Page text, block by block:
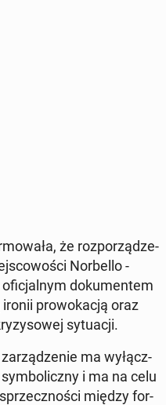
że roz­po­rzą­dze­
Nor­bel­lo -
do­ku­men­tem
ironii pro­wo­ka­cją oraz
sy­tu­acji.
ma wy­łącz­
i ma na celu
między for­